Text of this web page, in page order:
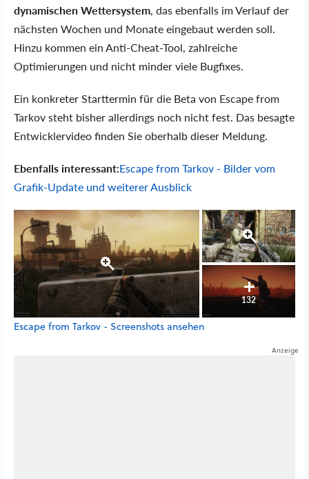
dynamischen Wettersystem, das ebenfalls im Verlauf der
nächsten Wochen und Monate eingebaut werden soll.
Hinzu kommen ein Anti-Cheat-Tool, zahlreiche
Optimierungen und nicht minder viele Bugfixes.
Ein konkreter Starttermin für die Beta von Escape from
Tarkov steht bisher allerdings noch nicht fest. Das besagte
Entwicklervideo finden Sie oberhalb dieser Meldung.
Ebenfalls interessant:Escape from Tarkov - Bilder vom
Grafik-Update und weiterer Ausblick
132
Escape from Tarkov - Screenshots ansehen